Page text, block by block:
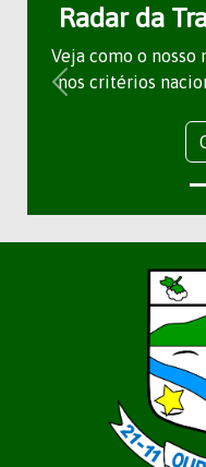
Radar da
Veja como o nosso
nos critérios